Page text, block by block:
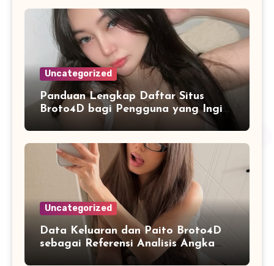
Uncategorized
Panduan Lengkap Daftar Situs
Broto4D bagi Pengguna yang Ingin
Mengenal Fitur dan Layanan
Uncategorized
Data Keluaran dan Paito Broto4D
sebagai Referensi Analisis Angka